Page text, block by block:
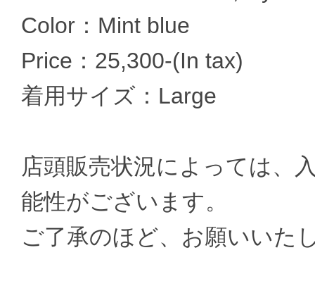
Color：Mint blue
Price：25,300-(In tax)
着用サイズ：Large
店頭販売状況によっては、
能性がございます。
ご了承のほど、お願いいた